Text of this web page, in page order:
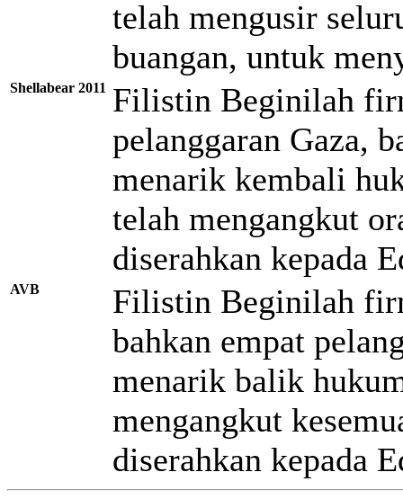
telah mengusir
buangan, untuk
Shellabear 2011 Filistin Beginilah
pelanggaran Gaza,
menarik kembali
telah mengangkut
diserahkan kepada
AVB
Filistin Beginilah
bahkan empat
menarik balik
mengangkut
diserahkan kepada